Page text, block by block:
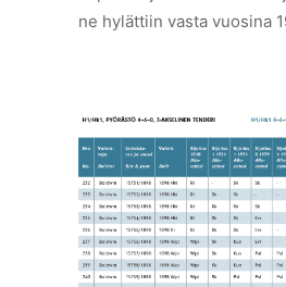
ne hylättiin vasta vuosina